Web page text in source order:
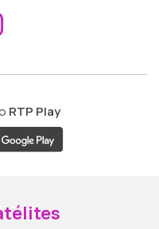
ao
RTP Play